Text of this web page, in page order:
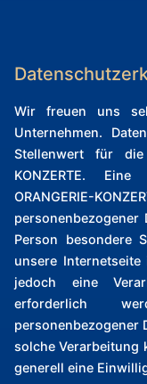
Wir freuen uns
Unternehmen.
Stellenwert für die
KONZERTE.
ORANGERIE-
personenbezogener
Person besondere
unsere
jedoch eine
erforderlich
personenbezogener
solche Verarbeitung
generell eine